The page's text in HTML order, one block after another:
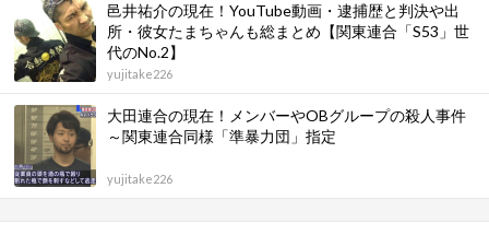
邑井祐介の現在！YouTube動画・逮捕歴と判決や出
所・彼女たまちゃんも総まとめ【関東連合「S53」世
代のNo.2】
yujitake226
大田連合の現在！メンバーやOBグループの殺人事件
～関東連合同様「準暴力団」指定
yujitake226